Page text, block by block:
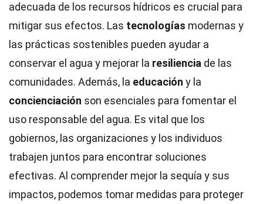
adecuada de los recursos hídricos es crucial para
mitigar sus efectos. Las tecnologías modernas y
las prácticas sostenibles pueden ayudar a
conservar el agua y mejorar la resiliencia de las
comunidades. Además, la educación y la
concienciación son esenciales para fomentar el
uso responsable del agua. Es vital que los
gobiernos, las organizaciones y los individuos
trabajen juntos para encontrar soluciones
efectivas. Al comprender mejor la sequía y sus
impactos, podemos tomar medidas para proteger